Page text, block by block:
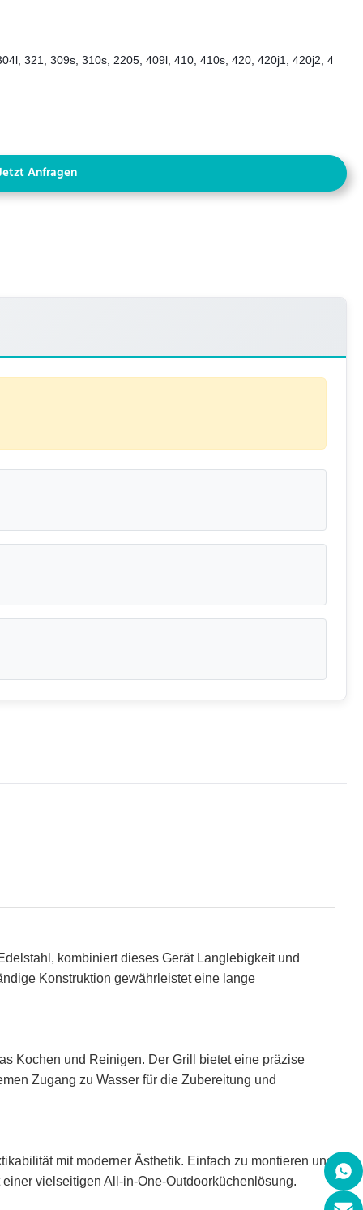
321, 309s, 310s, 2205, 409l, 410, 410s, 420, 420j1, 420j2, 4
Anfragen
kombiniert dieses Gerät Langlebigkeit und
Konstruktion gewährleistet eine lange
Kochen und Reinigen. Der Grill bietet eine präzise
Zugang zu Wasser für die Zubereitung und
mit moderner Ästhetik. Einfach zu montieren und
vielseitigen All-in-One-Outdoorküchenlösung.